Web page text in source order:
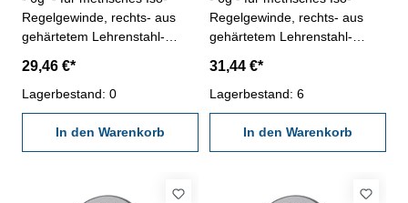
Regelgewinde, rechts- aus
gehärtetem Lehrenstahl-
Nennmaß: M 24 x 3
29,46 €*
Lagerbestand: 0
In den Warenkorb
Regelgewinde, rechts- aus
gehärtetem Lehrenstahl-
Nennmaß: M 27 x 3
31,44 €*
Lagerbestand: 6
In den Warenkorb